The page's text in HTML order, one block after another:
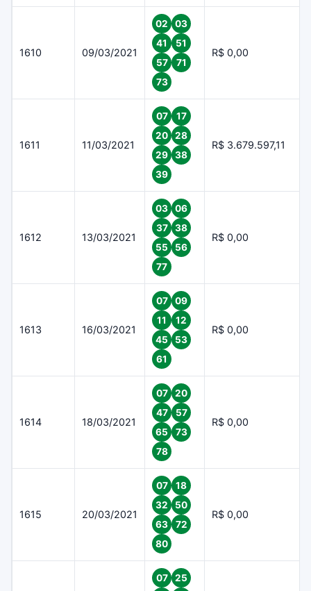
1610 09/03/2021
02
03
41
51
57
71
73
R$ 0,00
1611 11/03/2021
07
17
20
28
29
38
39
R$ 3.679.597,11
1612 13/03/2021
03
06
37
38
55
56
77
R$ 0,00
1613 16/03/2021
07
09
11
12
45
53
61
R$ 0,00
1614 18/03/2021
07
20
47
57
65
73
78
R$ 0,00
1615 20/03/2021
07
18
32
50
63
72
80
R$ 0,00
07
25